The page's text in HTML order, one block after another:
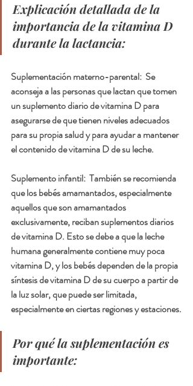
Explicación detallada de la
importancia de la vitamina D
durante la lactancia:
Suplementación materno-parental: Se
aconseja a las personas que lactan que tomen
un suplemento diario de vitamina D para
asegurarse de que tienen niveles adecuados
para su propia salud y para ayudar a mantener
el contenido de vitamina D de su leche.
Suplemento infantil: También se recomienda
que los bebés amamantados, especialmente
aquellos que son amamantados
exclusivamente, reciban suplementos diarios
de vitamina D. Esto se debe a que la leche
humana generalmente contiene muy poca
vitamina D, y los bebés dependen de la propia
síntesis de vitamina D de su cuerpo a partir de
la luz solar, que puede ser limitada,
especialmente en ciertas regiones y estaciones.
Por qué la suplementación es
importante: